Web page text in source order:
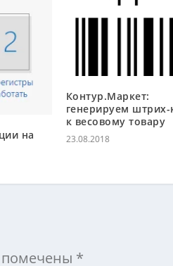
на
Контур.Маркет:
генерируем
к весовому товару
23.08.2018
помечены *